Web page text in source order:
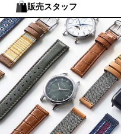
販売スタッフ